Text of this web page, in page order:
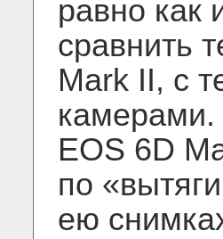
равно как
сравнить
Mark II, с
камерами.
EOS 6D
по
ею